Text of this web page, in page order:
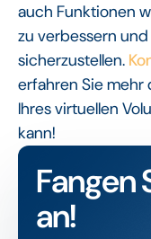
auch Funktionen
zu verbessern
sicherzustellen.
erfahren Sie mehr
Ihres virtuellen
kann!
Fangen
an!